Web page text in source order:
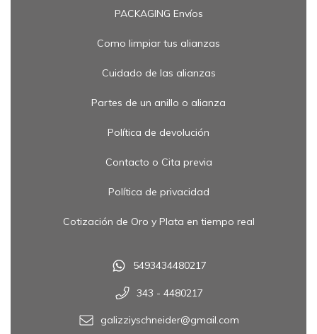
PACKAGING Envíos
Como limpiar tus alianzas
Cuidado de las alianzas
Partes de un anillo o alianza
Política de devolución
Contacto o Cita previa
Política de privacidad
Cotización de Oro y Plata en tiempo real
5493434480217
343 - 4480217
galizziyschneider@gmail.com